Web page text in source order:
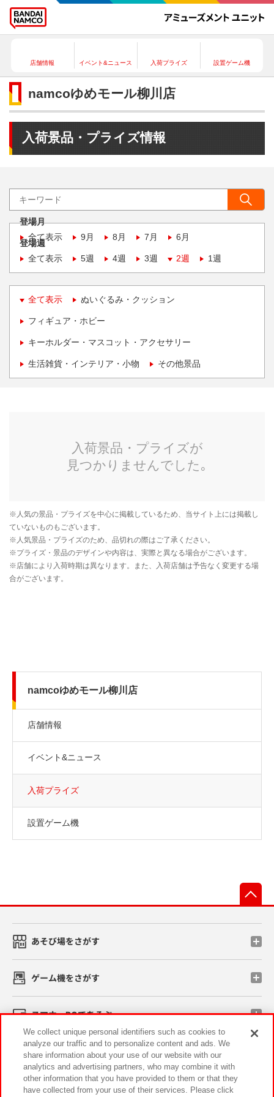
店舗情報 イベント&ニュース 入荷プライズ 設置ゲーム機
namcoゆめモール柳川店
入荷景品・プライズ情報
登場月
全て表示
9月 8月 7月 6月
登場週
全て表示
5週 4週 3週 2週 1週
全て表示 ぬいぐるみ・クッション
フィギュア・ホビー
キーホルダー・マスコット・アクセサリー
生活雑貨・インテリア・小物 その他景品
namcoゆめモール柳川店
店舗情報
イベント&ニュース
入荷プライズ
設置ゲーム機
あそび場をさがす
ゲーム機をさがす
スマホ・PCであそぶ
イベント・キャンペーン
We collect unique personal identifiers such as cookies to
analyze our traffic and to personalize content and ads. We
share information about your use of our website with our
analytics and advertising partners, who may combine it with
other information that you have provided to them or that they
have collected from your use of their services. Please click